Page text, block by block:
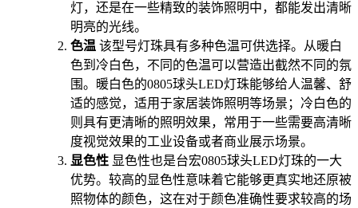
灯，还是在一些精致的装饰照明中，都能发出清晰
明亮的光线。
色温 该型号灯珠具有多种色温可供选择。从暖白
色到冷白色，不同的色温可以营造出截然不同的氛
围。暖白色的0805球头LED灯珠能够给人温馨、舒
适的感觉，适用于家居装饰照明等场景；冷白色的
则具有更清晰的照明效果，常用于一些需要高清晰
度视觉效果的工业设备或者商业展示场景。
显色性 显色性也是台宏0805球头LED灯珠的一大
优势。较高的显色性意味着它能够更真实地还原被
照物体的颜色，这在对于颜色准确性要求较高的场